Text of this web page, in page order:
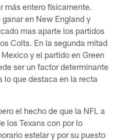
más entero físicamente.
en New England y
mas aparte los partidos
Colts. En la segunda mitad
y el partido en Green
ser un factor determinante
lo que destaca en la recta
el hecho de que la NFL a
los Texans con por lo
estelar y por su puesto